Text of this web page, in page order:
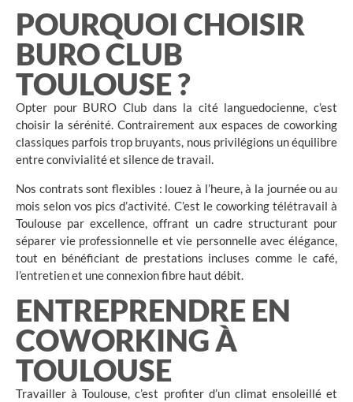
POURQUOI CHOISIR
BURO CLUB
TOULOUSE ?
Opter pour BURO Club dans la cité languedocienne, c’est
choisir la sérénité. Contrairement aux espaces de coworking
classiques parfois trop bruyants, nous privilégions un équilibre
entre convivialité et silence de travail.
Nos contrats sont flexibles : louez à l’heure, à la journée ou au
mois selon vos pics d’activité. C’est le coworking télétravail à
Toulouse par excellence, offrant un cadre structurant pour
séparer vie professionnelle et vie personnelle avec élégance,
tout en bénéficiant de prestations incluses comme le café,
l’entretien et une connexion fibre haut débit.
ENTREPRENDRE EN
COWORKING À
TOULOUSE
Travailler à Toulouse, c’est profiter d’un climat ensoleillé et